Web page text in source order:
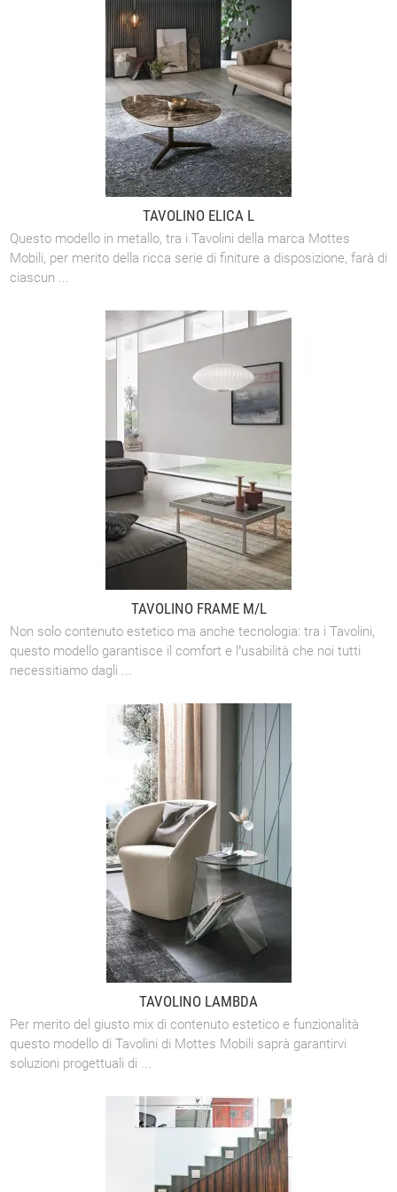
TAVOLINO ELICA L
Questo modello in metallo, tra i Tavolini della marca Mottes
Mobili, per merito della ricca serie di finiture a disposizione, farà di
ciascun ...
TAVOLINO FRAME M/L
Non solo contenuto estetico ma anche tecnologia: tra i Tavolini,
questo modello garantisce il comfort e l’usabilità che noi tutti
necessitiamo dagli ...
TAVOLINO LAMBDA
Per merito del giusto mix di contenuto estetico e funzionalità
questo modello di Tavolini di Mottes Mobili saprà garantirvi
soluzioni progettuali di ...